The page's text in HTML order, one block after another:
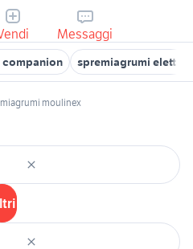
Messaggi
spremiagrumi
moulinex